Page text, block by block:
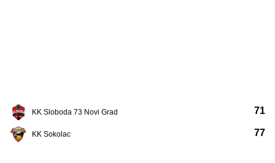
KK Sloboda 73 Novi Grad
KK Sokolac
71
77